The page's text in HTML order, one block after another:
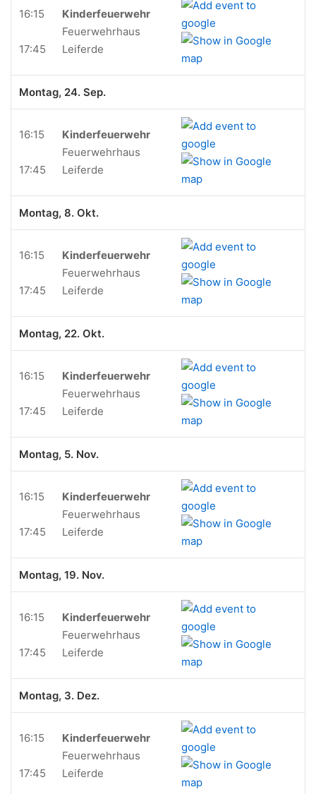
16:15
17:45
Kinderfeuerwehr
Feuerwehrhaus
Leiferde
Montag, 24. Sep.
16:15
17:45
Kinderfeuerwehr
Feuerwehrhaus
Leiferde
Montag, 8. Okt.
16:15
17:45
Kinderfeuerwehr
Feuerwehrhaus
Leiferde
Montag, 22. Okt.
16:15
17:45
Kinderfeuerwehr
Feuerwehrhaus
Leiferde
Montag, 5. Nov.
16:15
17:45
Kinderfeuerwehr
Feuerwehrhaus
Leiferde
Montag, 19. Nov.
16:15
17:45
Kinderfeuerwehr
Feuerwehrhaus
Leiferde
Montag, 3. Dez.
16:15
17:45
Kinderfeuerwehr
Feuerwehrhaus
Leiferde